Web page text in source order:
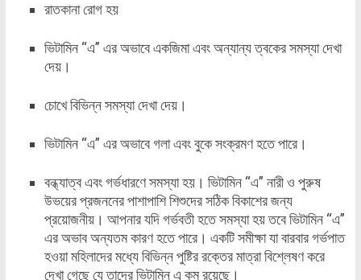
রাতকানা রোগ হয়
ভিটামিন “এ” এর অভাবে একজিমা এবং অন্যান্য ত্বকের সমস্যা দেখা
দেয়।
চোখে বিভিন্ন সমস্যা দেখা দেয়।
ভিটামিন “এ” এর অভাবে গলা এবং বুকে সংক্রমণ হতে পারে।
বন্ধ্যাত্ব এবং গর্ভধারণে সমস্যা হয়। ভিটামিন “এ” নারী ও পুরুষ
উভয়ের প্রজননের পাশাপাশি শিশুদের সঠিক বিকাশের জন্য
প্রয়োজনীয়। আপনার যদি গর্ভবতী হতে সমস্যা হয় তবে ভিটামিন “এ”
এর ​​অভাব অন্যতম কারণ হতে পারে। একটি সমীক্ষা যা বারবার গর্ভপাত
হওয়া মহিলাদের মধ্যে বিভিন্ন পুষ্টির রক্তের মাত্রা বিশ্লেষণ করে
দেখা গেছে যে তাদের ভিটামিন এ কম রয়েছে।